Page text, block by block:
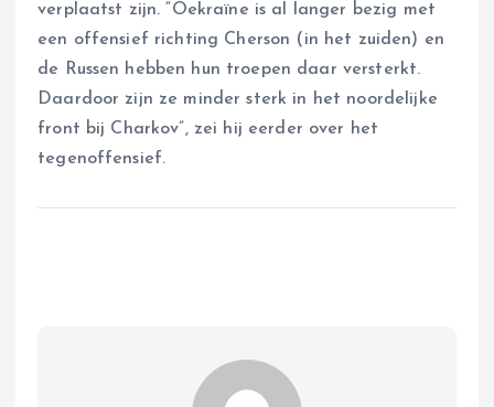
verplaatst zijn. “Oekraïne is al langer bezig met
een offensief richting Cherson (in het zuiden) en
de Russen hebben hun troepen daar versterkt.
Daardoor zijn ze minder sterk in het noordelijke
front bij Charkov”, zei hij eerder over het
tegenoffensief.